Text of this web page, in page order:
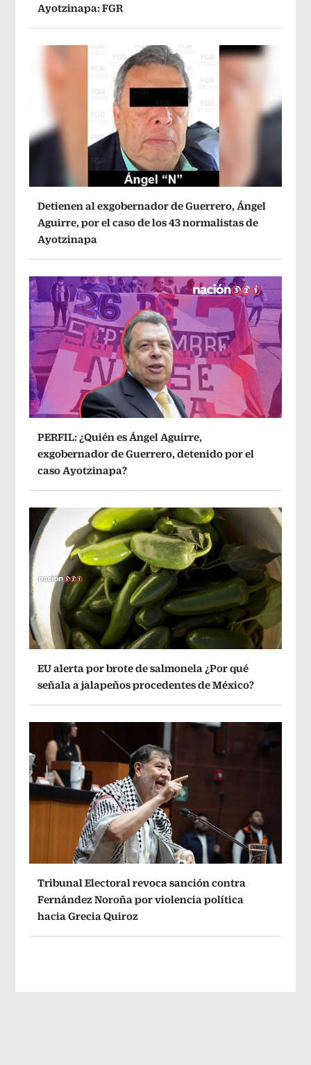
Ayotzinapa: FGR
Detienen al exgobernador de Guerrero, Ángel
Aguirre, por el caso de los 43 normalistas de
Ayotzinapa
PERFIL: ¿Quién es Ángel Aguirre,
exgobernador de Guerrero, detenido por el
caso Ayotzinapa?
EU alerta por brote de salmonela ¿Por qué
señala a jalapeños procedentes de México?
Tribunal Electoral revoca sanción contra
Fernández Noroña por violencia política
hacia Grecia Quiroz